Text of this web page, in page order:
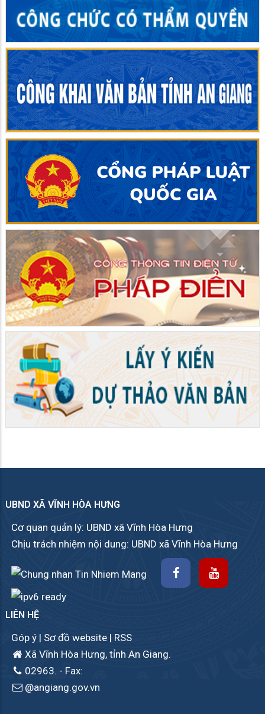
UBND XÃ VĨNH HÒA HƯNG
Cơ quan quản lý: UBND xã Vĩnh Hòa Hưng
Chịu trách nhiệm nội dung: UBND xã Vĩnh Hòa Hưng
LIÊN HỆ
Góp ý | Sơ đồ website | RSS
Xã Vĩnh Hòa Hưng, tỉnh An Giang.
02963. - Fax:
@angiang.gov.vn